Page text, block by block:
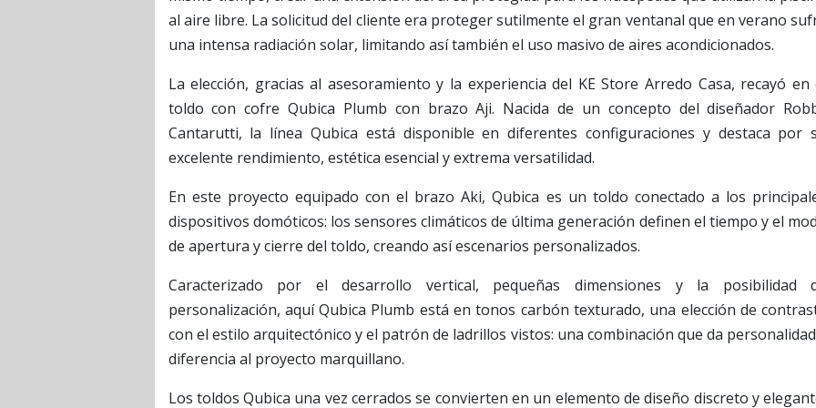
al aire libre. La solicitud del cliente era proteger sutilmente el gran ventanal que en verano
una intensa radiación solar, limitando así también el uso masivo de aires acondicionados.
La elección, gracias al asesoramiento y la experiencia del KE Store Arredo Casa, recayó en
toldo con cofre Qubica Plumb con brazo Aji. Nacida de un concepto del diseñador
Cantarutti, la línea Qubica está disponible en diferentes configuraciones y destaca por
excelente rendimiento, estética esencial y extrema versatilidad.
En este proyecto equipado con el brazo Aki, Qubica es un toldo conectado a los
dispositivos domóticos: los sensores climáticos de última generación definen el tiempo y el
de apertura y cierre del toldo, creando así escenarios personalizados.
Caracterizado por el desarrollo vertical, pequeñas dimensiones y la posibilidad
personalización, aquí Qubica Plumb está en tonos carbón texturado, una elección de
con el estilo arquitectónico y el patrón de ladrillos vistos: una combinación que da
diferencia al proyecto marquillano.
Los toldos Qubica una vez cerrados se convierten en un elemento de diseño discreto y